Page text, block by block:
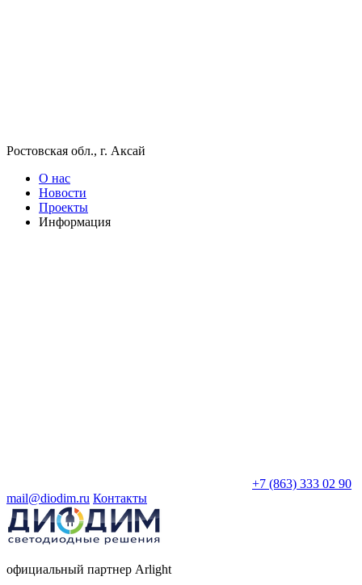
Ростовская обл., г. Аксай
О нас
Новости
Проекты
Информация
+7 (863) 333 02 90
mail@diodim.ru Контакты
официальный партнер Arlight